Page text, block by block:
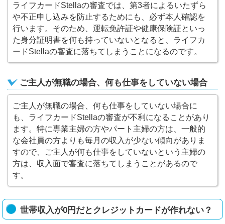
ライフカードStellaの審査では、第3者によるいたずら
や不正申し込みを防止するためにも、必ず本人確認を
行います。そのため、運転免許証や健康保険証といっ
た身分証明書を何も持っていないとなると、ライフカ
ードStellaの審査に落ちてしまうことになるのです。
ご主人が無職の場合、何も仕事をしていない場合
ご主人が無職の場合、何も仕事をしていない場合に
も、ライフカードStellaの審査が不利になることがあり
ます。特に専業主婦の方やパート主婦の方は、一般的
な会社員の方よりも毎月の収入が少ない傾向がありま
すので、ご主人が何も仕事をしていないという主婦の
方は、収入面で審査に落ちてしまうことがあるので
す。
世帯収入が0円だとクレジットカードが作れない？